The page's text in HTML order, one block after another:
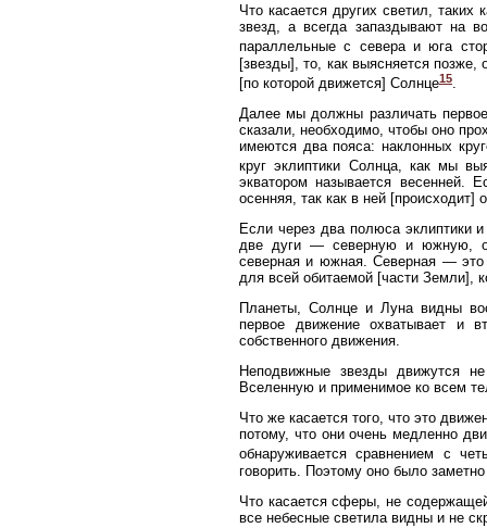
Что касается других светил,
звезд, а всегда запаздывают на
параллельные с севера и юга
[звезды], то, как выясняется
[по которой движется] Солнце15
Далее мы должны различать
сказали, необходимо, чтобы оно
имеются два пояса: наклонных
круг эклиптики Солнца, как мы
экватором называется весенней.
осенняя, так как в ней [происходит]
Если через два полюса эклиптики
две дуги — северную и южную,
северная и южная. Северная — это
для всей обитаемой [части Земли],
Планеты, Солнце и Луна видны
первое движение охватывает и
собственного движения.
Неподвижные звезды движутся
Вселенную и применимое ко всем
Что же касается того, что это
потому, что они очень медленно
обнаруживается сравнением с
говорить. Поэтому оно было
Что касается сферы, не
все небесные светила видны и не